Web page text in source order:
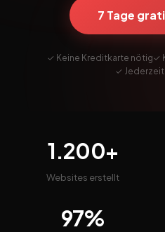
7 Tage
✓ Keine Kreditkarte nötig✓
✓ Jederzeit
1.200+
Websites erstellt
97%